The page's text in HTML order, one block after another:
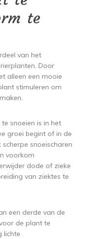
te
van het
Door
alleen een mooie
stimuleren om
snoeien is in het
groei begint of in de
snoeischaren
voorkom
dode of zieke
van ziektes te
een derde van de
de plant te
lichte